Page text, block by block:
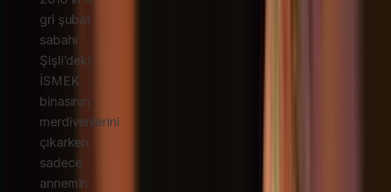
gri şubat
sabahı
Şişli’deki
İSMEK
binasının
merdivenlerini
çıkarken
sadece
annemin